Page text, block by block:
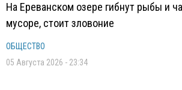
На Ереванском озере гибнут рыбы и
мусоре, стоит зловоние
ОБЩЕСТВО
05 Августа 2026 - 23:34